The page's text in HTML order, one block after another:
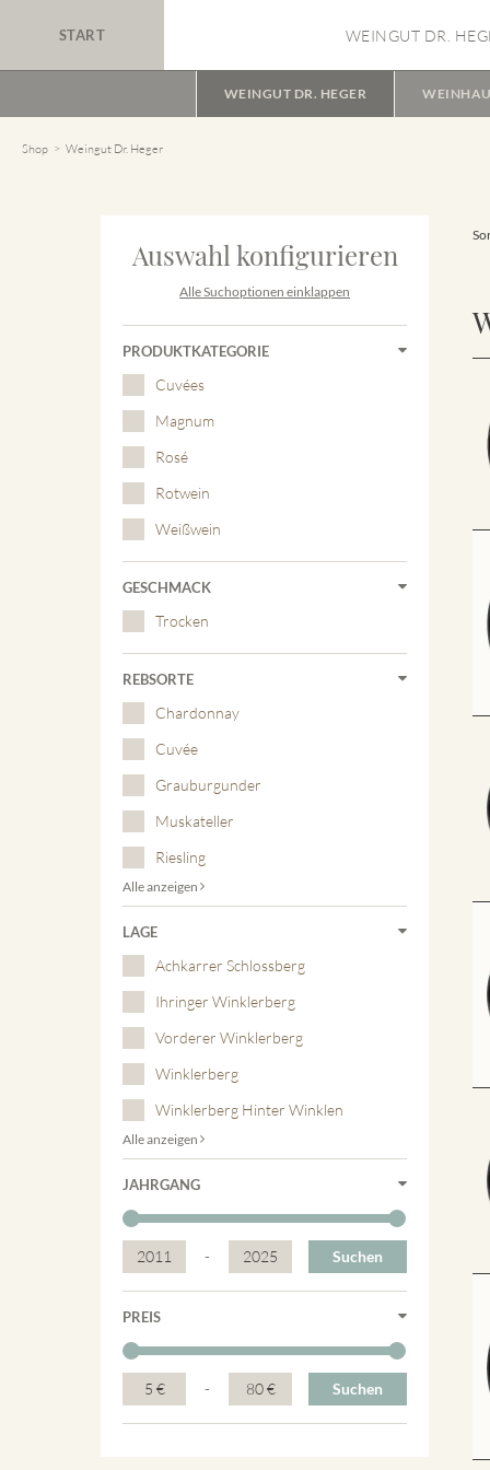
START WEINGUT DR.
WEINGUT DR. HEGER
Shop Weingut Dr. Heger
Auswahl konfigurieren
Alle Suchoptionen einklappen
PRODUKTKATEGORIE
Cuvées
Magnum
Rosé
Rotwein
Weißwein
GESCHMACK
Trocken
REBSORTE
Chardonnay
Cuvée
Grauburgunder
Muskateller
Riesling
Alle anzeigen
LAGE
Achkarrer Schlossberg
Ihringer Winklerberg
Vorderer Winklerberg
Winklerberg
Winklerberg Hinter Winklen
Alle anzeigen
JAHRGANG
2011 - 2025 Suchen
PREIS
5 € - 80 € Suchen